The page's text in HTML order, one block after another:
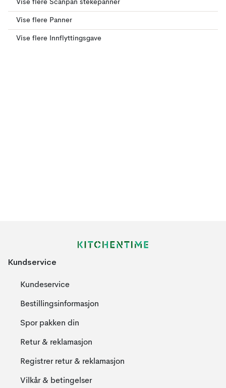
Vise flere Scanpan stekepanner
Vise flere Panner
Vise flere Innflyttingsgave
Kundservice
Kundeservice
Bestillingsinformasjon
Spor pakken din
Retur & reklamasjon
Registrer retur & reklamasjon
Vilkår & betingelser